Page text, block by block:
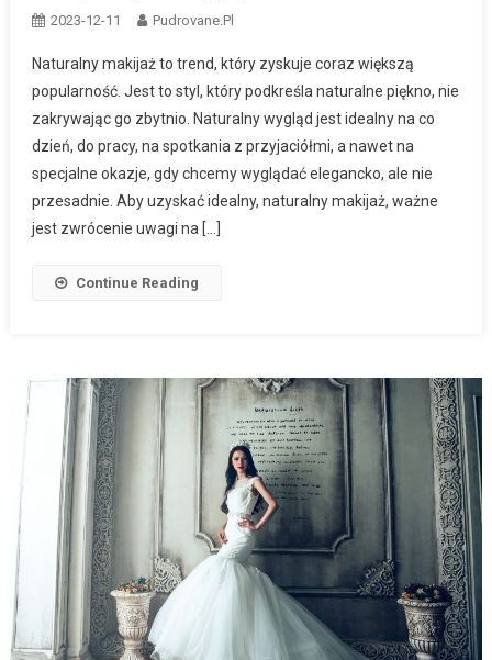
2023-12-11 Pudrovane.pl
Naturalny makijaż to trend, który zyskuje coraz większą
popularność. Jest to styl, który podkreśla naturalne piękno, nie
zakrywając go zbytnio. Naturalny wygląd jest idealny na co
dzień, do pracy, na spotkania z przyjaciółmi, a nawet na
specjalne okazje, gdy chcemy wyglądać elegancko, ale nie
przesadnie. Aby uzyskać idealny, naturalny makijaż, ważne
jest zwrócenie uwagi na […]
Continue Reading